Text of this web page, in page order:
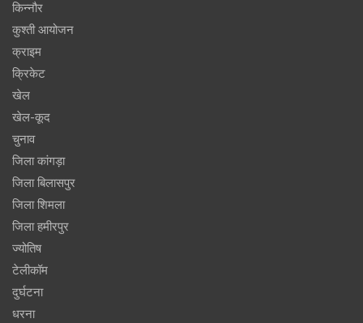
किन्नौर
कुश्ती आयोजन
क्राइम
क्रिकेट
खेल
खेल-कूद
चुनाव
जिला कांगड़ा
जिला बिलासपुर
जिला शिमला
जिला हमीरपुर
ज्योतिष
टेलीकॉम
दुर्घटना
धरना